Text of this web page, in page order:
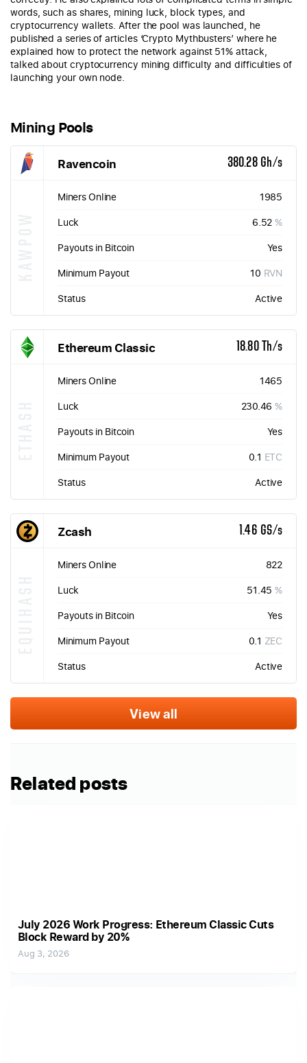
words, such as shares, mining luck, block types, and
cryptocurrency wallets. After the pool was launched, he
published a series of articles ‘Crypto Mythbusters’ where he
explained how to protect the network against 51% attack,
talked about cryptocurrency mining difficulty and difficulties of
launching your own node.
Mining Pools
Ravencoin 380.28 Gh/s
Miners Online
1985
Luck
6.52 %
Payouts in Bitcoin
Yes
Minimum Payout
10 RVN
Status
Active
Ethereum Classic 18.80 Th/s
Miners Online
1465
Luck
230.46 %
Payouts in Bitcoin
Yes
Minimum Payout
0.1 ETC
Status
Active
Zcash 1.46 GS/s
Miners Online
822
Luck
51.45 %
Payouts in Bitcoin
Yes
Minimum Payout
0.1 ZEC
Status
Active
View all
Related posts
July 2026 Work Progress: Ethereum Classic Cuts
Block Reward by 20%
Aug 3, 2026